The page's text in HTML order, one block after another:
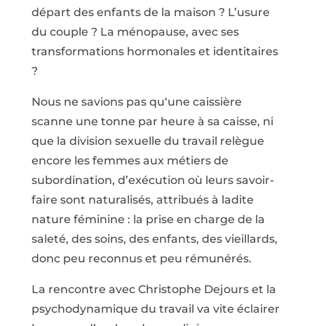
départ des enfants de la maison ? L’usure
du couple ? La ménopause, avec ses
transformations hormonales et identitaires
?
Nous ne savions pas qu‘une caissière
scanne une tonne par heure à sa caisse, ni
que la division sexuelle du travail relègue
encore les femmes aux métiers de
subordination, d’exécution où leurs savoir-
faire sont naturalisés, attribués à ladite
nature féminine : la prise en charge de la
saleté, des soins, des enfants, des vieillards,
donc peu reconnus et peu rémunérés.
La rencontre avec Christophe Dejours et la
psychodynamique du travail va vite éclairer